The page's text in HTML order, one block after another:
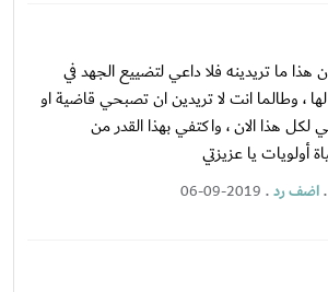
هذا ما تريدينه فلا داعي لتضييع الجهد في
، وطالما انت لا تريدين ان تصبحي قاضية او
لكل هذا الان ، واكتفي بهذا القدر من
أولويات يا عزيزتي
.اضف رد.
06-09-2019